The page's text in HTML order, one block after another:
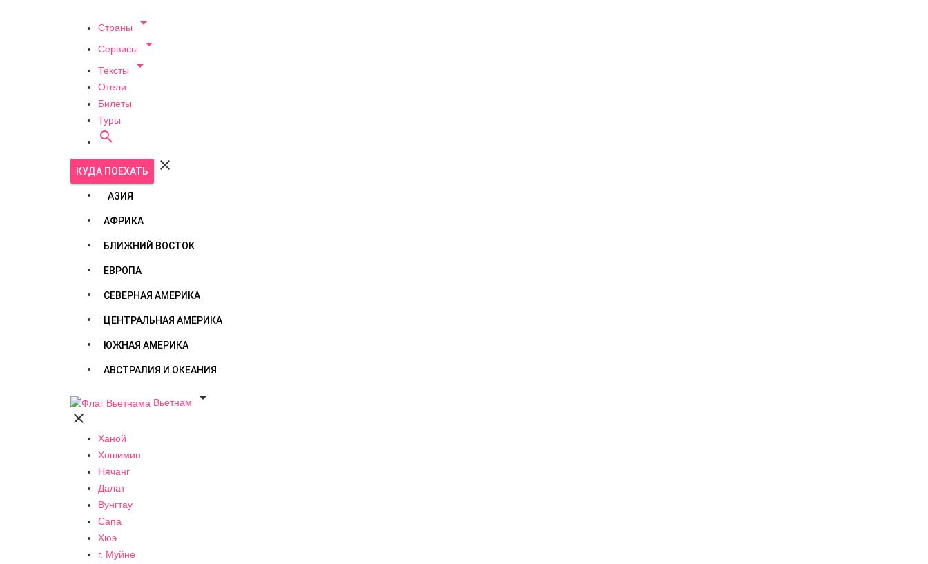
Страны 
Сервисы 
Тексты 
Отели
Билеты
Туры

КУДА ПОЕХАТЬ 
АЗИЯ
АФРИКА
БЛИЖНИЙ ВОСТОК
ЕВРОПА
СЕВЕРНАЯ АМЕРИКА
ЦЕНТРАЛЬНАЯ АМЕРИКА
ЮЖНАЯ АМЕРИКА
АВСТРАЛИЯ И ОКЕАНИЯ
Вьетнам


Ханой
Хошимин
Нячанг
Далат
Вунгтау
Сапа
Хюэ
г. Муйне